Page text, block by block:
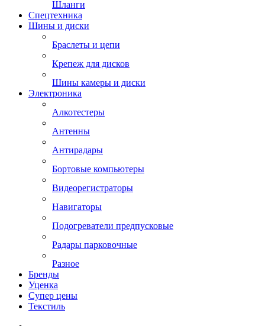
Шланги
Спецтехника
Шины и диски
Браслеты и цепи
Крепеж для дисков
Шины камеры и диски
Электроника
Алкотестеры
Антенны
Антирадары
Бортовые компьютеры
Видеорегистраторы
Навигаторы
Подогреватели предпусковые
Радары парковочные
Разное
Бренды
Уценка
Супер цены
Текстиль